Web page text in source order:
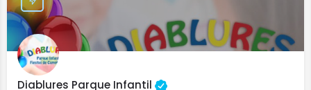
Diablures Parque Infantil